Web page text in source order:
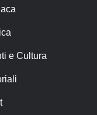
e Cultura